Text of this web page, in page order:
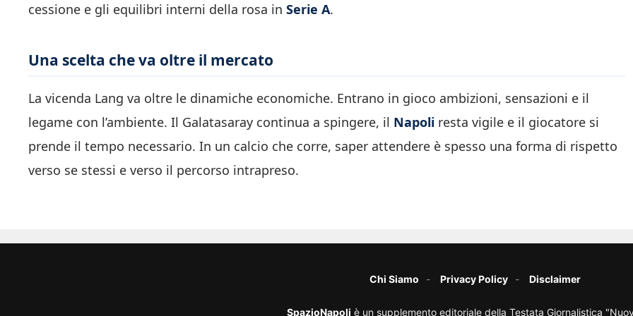
cessione e gli equilibri interni della rosa in Serie A.
Una scelta che va oltre il mercato
La vicenda Lang va oltre le dinamiche economiche. Entrano in gioco ambizioni, sensazioni e il
legame con l’ambiente. Il Galatasaray continua a spingere, il Napoli resta vigile e il giocatore si
prende il tempo necessario. In un calcio che corre, saper attendere è spesso una forma di rispetto
verso se stessi e verso il percorso intrapreso.
Chi Siamo Privacy Policy Disclaimer
SpazioNapoli è un supplemento editoriale della Testata Giornalistica